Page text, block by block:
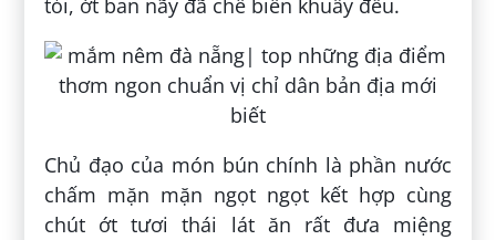
tỏi, ớt ban nãy đã chế biến khuấy đều.
Chủ đạo của món bún chính là phần nước
chấm mặn mặn ngọt ngọt kết hợp cùng
chút ớt tươi thái lát ăn rất đưa miệng